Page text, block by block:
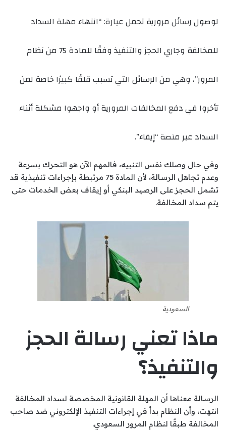
لوصول رسائل مرورية تحمل عبارة: “انتهاء مهلة السداد
للمخالفة وجاري الحجز والتنفيذ وفقًا للمادة 75 من نظام
المرور”، وهي من الرسائل التي تسبب قلقًا كبيرًا خاصة لمن
تأخروا في دفع المخالفات المرورية أو واجهوا مشكلة أثناء
السداد عبر منصة “إيفاء”.
وفي حال وصلك نفس التنبيه، فالمهم الآن هو التحرك بسرعة
وعدم تجاهل الرسالة، لأن المادة 75 مرتبطة بإجراءات تنفيذية قد
تشمل الحجز على الرصيد البنكي أو إيقاف بعض الخدمات حتى
يتم سداد المخالفة.
السعودية
ماذا تعني رسالة الحجز
والتنفيذ؟
الرسالة معناها أن المهلة القانونية المخصصة لسداد المخالفة
انتهت، وأن النظام بدأ في إجراءات التنفيذ الإلكتروني ضد صاحب
المخالفة طبقًا لنظام المرور السعودي.